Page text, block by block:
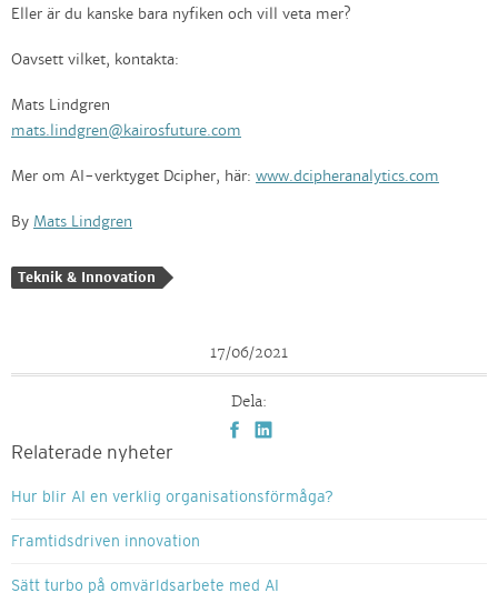
Eller är du kanske bara nyfiken och vill veta mer?
Oavsett vilket, kontakta:
Mats Lindgren
mats.lindgren@kairosfuture.com
Mer om AI-verktyget Dcipher, här: www.dcipheranalytics.com
By Mats Lindgren
Teknik & Innovation
17/06/2021
Dela:
Relaterade nyheter
Hur blir AI en verklig organisationsförmåga?
Framtidsdriven innovation
Sätt turbo på omvärldsarbete med AI